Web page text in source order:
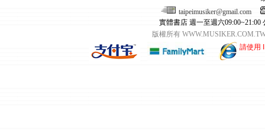
taipeimusiker@gmail.com
實體書店 週一至週六09:00~21:00
版權所有
請使用